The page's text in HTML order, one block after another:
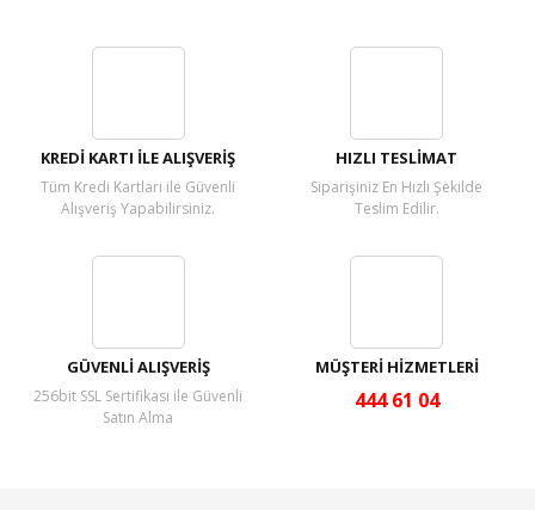
KREDİ KARTI İLE ALIŞVERİŞ
Tüm Kredi Kartları ile Güvenli
Alışveriş Yapabilirsiniz.
HIZLI TESLİMAT
Siparişiniz En Hızlı Şekilde
Teslim Edilir.
GÜVENLİ ALIŞVERİŞ
256bit SSL Sertifikası ile Güvenli
Satın Alma
MÜŞTERİ HİZMETLERİ
444 61 04